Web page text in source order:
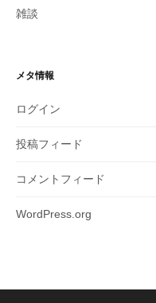
雑談
メタ情報
ログイン
投稿フィード
コメントフィード
WordPress.org